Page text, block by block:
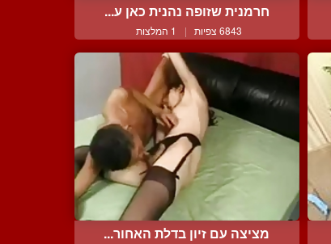
חרמנית שזופה נהנית כאן ע...
6843 צפיות | 1 המלצות
מציצה עם זיון בדלת האחור...